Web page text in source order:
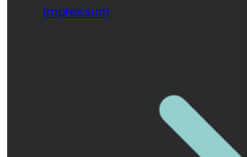
Impressum